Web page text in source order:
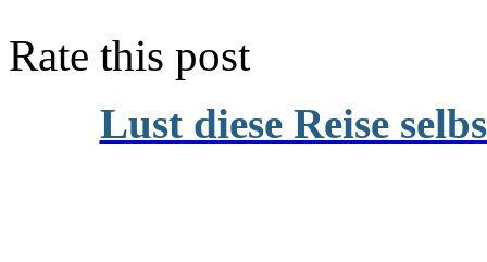
Rate this post
Lust diese Reise